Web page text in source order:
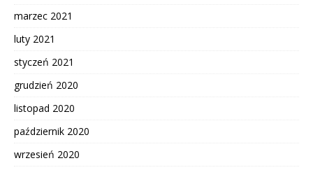
marzec 2021
luty 2021
styczeń 2021
grudzień 2020
listopad 2020
październik 2020
wrzesień 2020